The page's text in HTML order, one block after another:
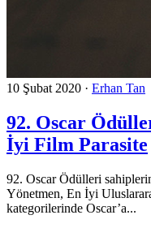
10 Şubat 2020 · Erhan Tan
92. Oscar
İyi Film Parasite
92. Oscar Ödülleri
Yönetmen, En İyi
kategorilerinde Oscar’a...